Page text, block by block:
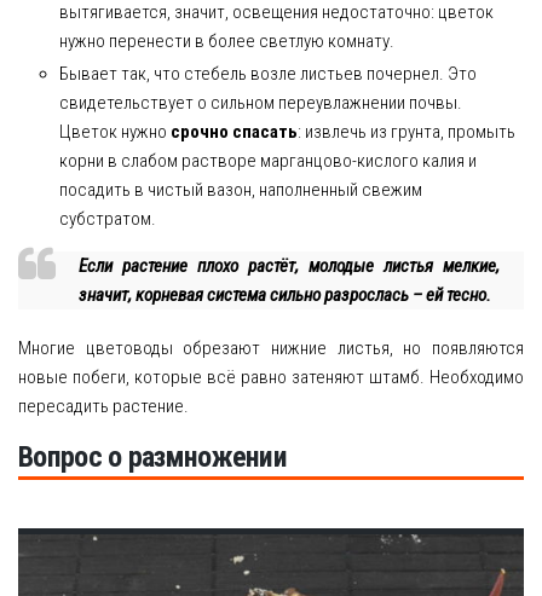
вытягивается, значит, освещения недостаточно: цветок
нужно перенести в более светлую комнату.
Бывает так, что стебель возле листьев почернел. Это
свидетельствует о сильном переувлажнении почвы.
Цветок нужно срочно спасать: извлечь из грунта, промыть
корни в слабом растворе марганцово-кислого калия и
посадить в чистый вазон, наполненный свежим
субстратом.
Если растение плохо растёт, молодые листья мелкие,
значит, корневая система сильно разрослась – ей тесно.
Многие цветоводы обрезают нижние листья, но появляются
новые побеги, которые всё равно затеняют штамб. Необходимо
пересадить растение.
Вопрос о размножении